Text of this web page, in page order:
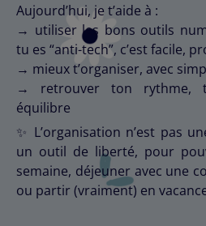
Aujourd’hui, je t’aide à :
→ utiliser les bons outils
tu es “anti-tech”, c’est facile,
→ mieux t’organiser, avec
→ retrouver ton rythme,
équilibre
✨ L’organisation n’est pas
un outil de liberté, pour
semaine, déjeuner avec une
ou partir (vraiment) en